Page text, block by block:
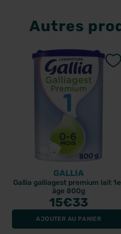
Autres
GALLIA
Gallia galliagest premium lait
âge 800g
15€33
AJOUTER AU PANIER